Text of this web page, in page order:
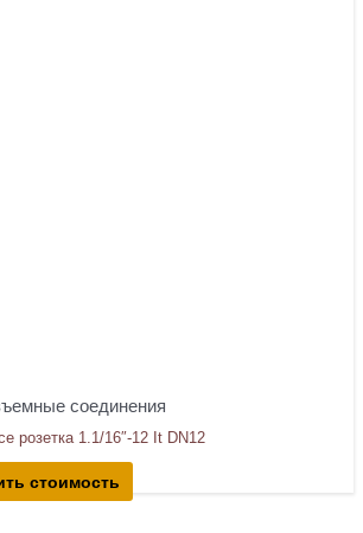
соединения
розетка 1.1/16″-12 It DN12
стоимость